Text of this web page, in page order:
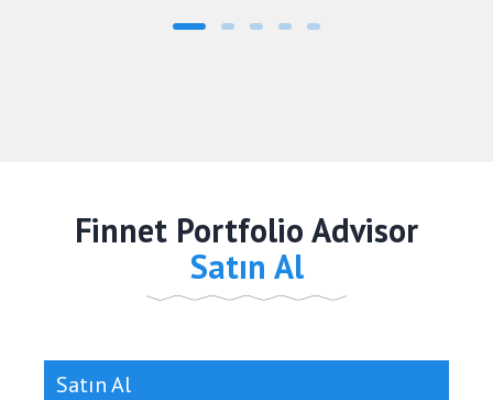
Finnet Portfolio Advisor
Satın Al
Satın Al